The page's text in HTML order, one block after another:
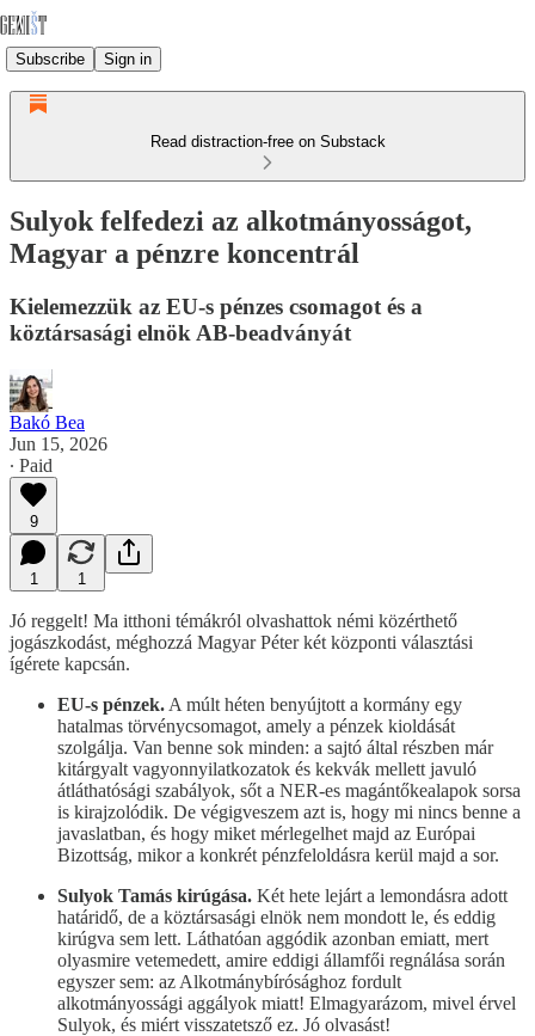
Subscribe Sign in
Read distraction-free on Substack
Sulyok felfedezi az alkotmányosságot,
Magyar a pénzre koncentrál
Kielemezzük az EU-s pénzes csomagot és a
köztársasági elnök AB-beadványát
Bakó Bea
Jun 15, 2026
∙ Paid
9
1 1
Jó reggelt! Ma itthoni témákról olvashattok némi közérthető
jogászkodást, méghozzá Magyar Péter két központi választási
ígérete kapcsán.
EU-s pénzek. A múlt héten benyújtott a kormány egy
hatalmas törvénycsomagot, amely a pénzek kioldását
szolgálja. Van benne sok minden: a sajtó által részben már
kitárgyalt vagyonnyilatkozatok és kekvák mellett javuló
átláthatósági szabályok, sőt a NER-es magántőkealapok sorsa
is kirajzolódik. De végigveszem azt is, hogy mi nincs benne a
javaslatban, és hogy miket mérlegelhet majd az Európai
Bizottság, mikor a konkrét pénzfeloldásra kerül majd a sor.
Sulyok Tamás kirúgása. Két hete lejárt a lemondásra adott
határidő, de a köztársasági elnök nem mondott le, és eddig
kirúgva sem lett. Láthatóan aggódik azonban emiatt, mert
olyasmire vetemedett, amire eddigi államfői regnálása során
egyszer sem: az Alkotmánybírósághoz fordult
alkotmányossági aggályok miatt! Elmagyarázom, mivel érvel
Sulyok, és miért visszatetsző ez. Jó olvasást!